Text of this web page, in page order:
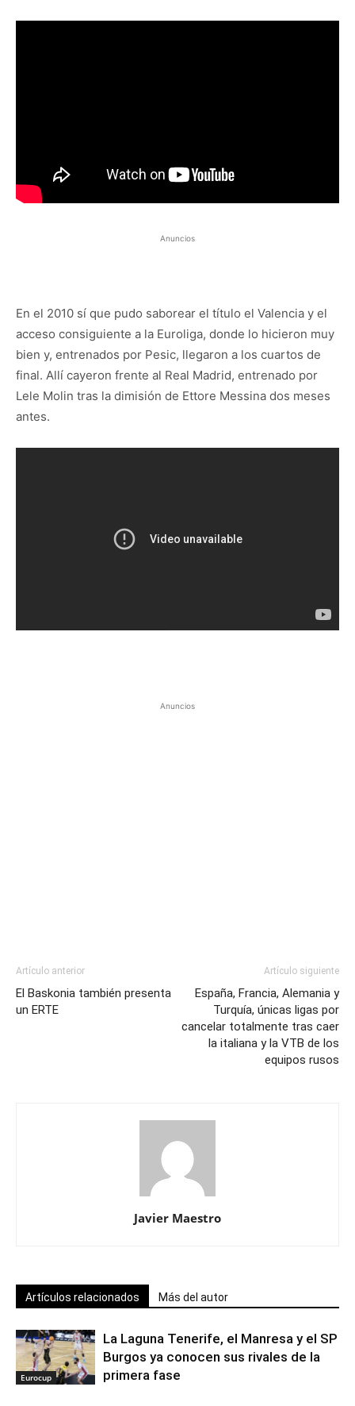
Anuncios
En el 2010 sí que pudo saborear el título el Valencia y el
acceso consiguiente a la Euroliga, donde lo hicieron muy
bien y, entrenados por Pesic, llegaron a los cuartos de
final. Allí cayeron frente al Real Madrid, entrenado por
Lele Molin tras la dimisión de Ettore Messina dos meses
antes.
Anuncios
Artículo anterior
El Baskonia también presenta
un ERTE
Artículo siguiente
España, Francia, Alemania y
Turquía, únicas ligas por
cancelar totalmente tras caer
la italiana y la VTB de los
equipos rusos
Javier Maestro
Artículos relacionados Más del autor
Eurocup
La Laguna Tenerife, el Manresa y el SP
Burgos ya conocen sus rivales de la
primera fase